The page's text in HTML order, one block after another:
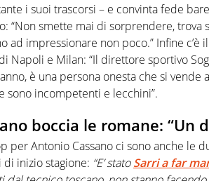
i suoi trascorsi – e convinta fede
“Non smette mai di sorprendere,
ad impressionare non poco.” Infine c’è il
Napoli e Milan: “Il direttore sportivo
è una persona onesta che si
sono incompetenti e lecchini”.
boccia le romane: “Un
per Antonio Cassano ci sono anche le
di inizio stagione: “E’ statoSarri a far